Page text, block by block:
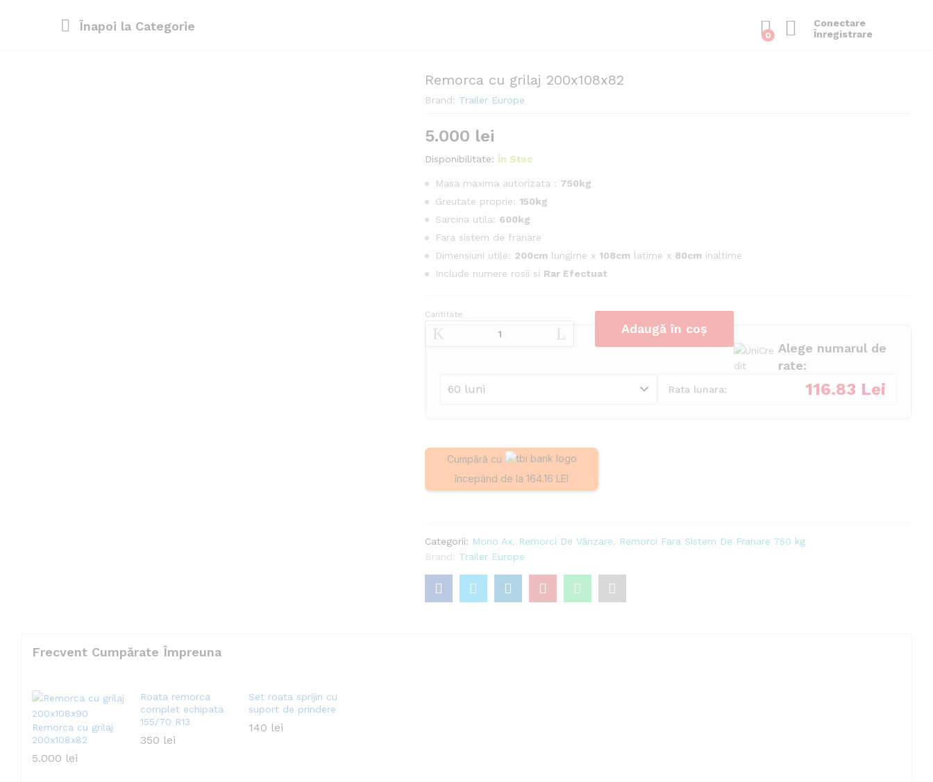
Înapoi la Categorie
0
Conectare
Înregistrare
Remorca cu grilaj 200x108x82
Brand: Trailer Europe
5.000 lei
Disponibilitate: În Stoc
Masa maxima autorizata : 750kg
Greutate proprie: 150kg
Sarcina utila: 600kg
Fara sistem de franare
Dimensiuni utile: 200cm lungime x 108cm latime x 80cm inaltime
Include numere rosii si Rar Efectuat
Remorca
Cantitate
Adaugă în coș
Alege numarul de
rate:
Rata lunara: 116.83 Lei
Cumpără cu
începând de la 164.16 LEI
Categorii: Mono Ax Remorci De Vânzare
Remorci Fara Sistem De Franare 750 kg
Brand: Trailer Europe
Frecvent Cumpărate Împreuna
Remorca cu grilaj
200x108x82
5.000 lei
Roata remorca
complet echipata
155/70 R13
350 lei
Set roata sprijin cu
suport de prindere
140 lei